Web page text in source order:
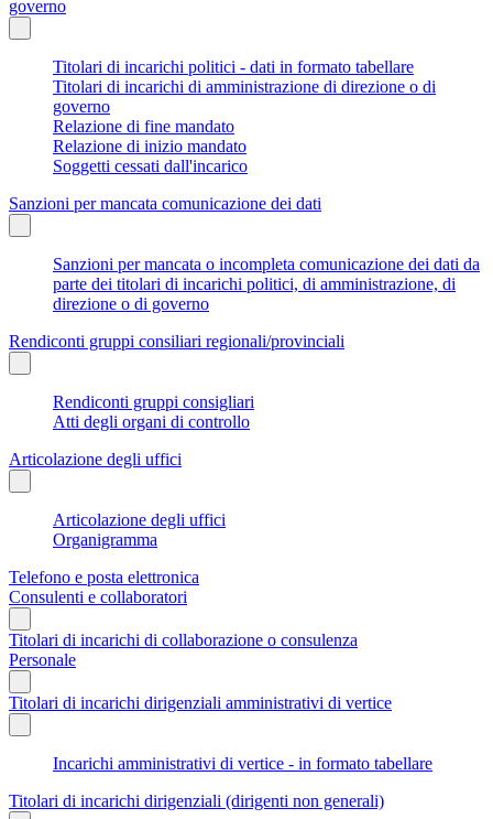
governo
Titolari di incarichi politici - dati in formato tabellare
Titolari di incarichi di amministrazione di direzione o di
governo
Relazione di fine mandato
Relazione di inizio mandato
Soggetti cessati dall'incarico
Sanzioni per mancata comunicazione dei dati
Sanzioni per mancata o incompleta comunicazione dei dati da
parte dei titolari di incarichi politici, di amministrazione, di
direzione o di governo
Rendiconti gruppi consiliari regionali/provinciali
Rendiconti gruppi consigliari
Atti degli organi di controllo
Articolazione degli uffici
Articolazione degli uffici
Organigramma
Telefono e posta elettronica
Consulenti e collaboratori
Titolari di incarichi di collaborazione o consulenza
Personale
Titolari di incarichi dirigenziali amministrativi di vertice
Incarichi amministrativi di vertice - in formato tabellare
Titolari di incarichi dirigenziali (dirigenti non generali)